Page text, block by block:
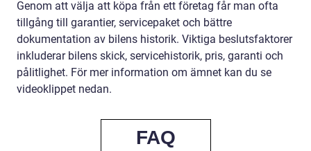
Genom att välja att köpa från ett företag får man ofta
tillgång till garantier, servicepaket och bättre
dokumentation av bilens historik. Viktiga beslutsfaktorer
inkluderar bilens skick, servicehistorik, pris, garanti och
pålitlighet. För mer information om ämnet kan du se
videoklippet nedan.
FAQ